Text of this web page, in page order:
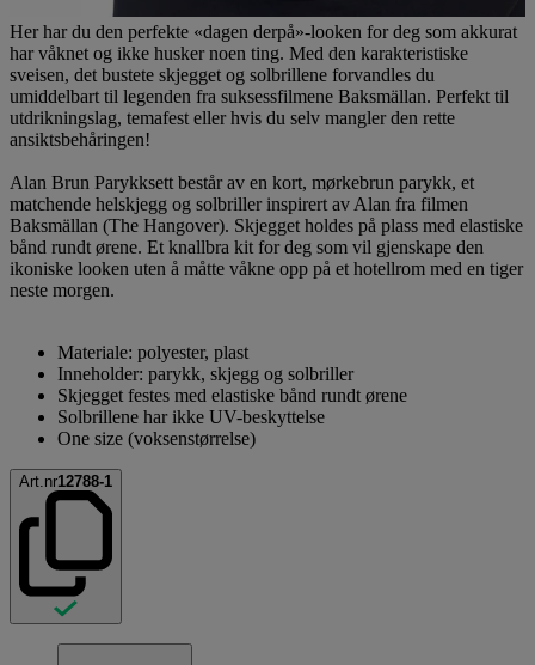
Her har du den perfekte «dagen derpå»-looken for deg som akkurat
har våknet og ikke husker noen ting. Med den karakteristiske
sveisen, det bustete skjegget og solbrillene forvandles du
umiddelbart til legenden fra suksessfilmene Baksmällan. Perfekt til
utdrikningslag, temafest eller hvis du selv mangler den rette
ansiktsbehåringen!
Alan Brun Parykksett består av en kort, mørkebrun parykk, et
matchende helskjegg og solbriller inspirert av Alan fra filmen
Baksmällan (The Hangover). Skjegget holdes på plass med elastiske
bånd rundt ørene. Et knallbra kit for deg som vil gjenskape den
ikoniske looken uten å måtte våkne opp på et hotellrom med en tiger
neste morgen.
Materiale: polyester, plast
Inneholder: parykk, skjegg og solbriller
Skjegget festes med elastiske bånd rundt ørene
Solbrillene har ikke UV-beskyttelse
One size (voksenstørrelse)
Art.nr12788-1